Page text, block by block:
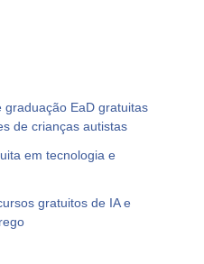
graduação EaD gratuitas
de crianças autistas
em tecnologia e
gratuitos de IA e